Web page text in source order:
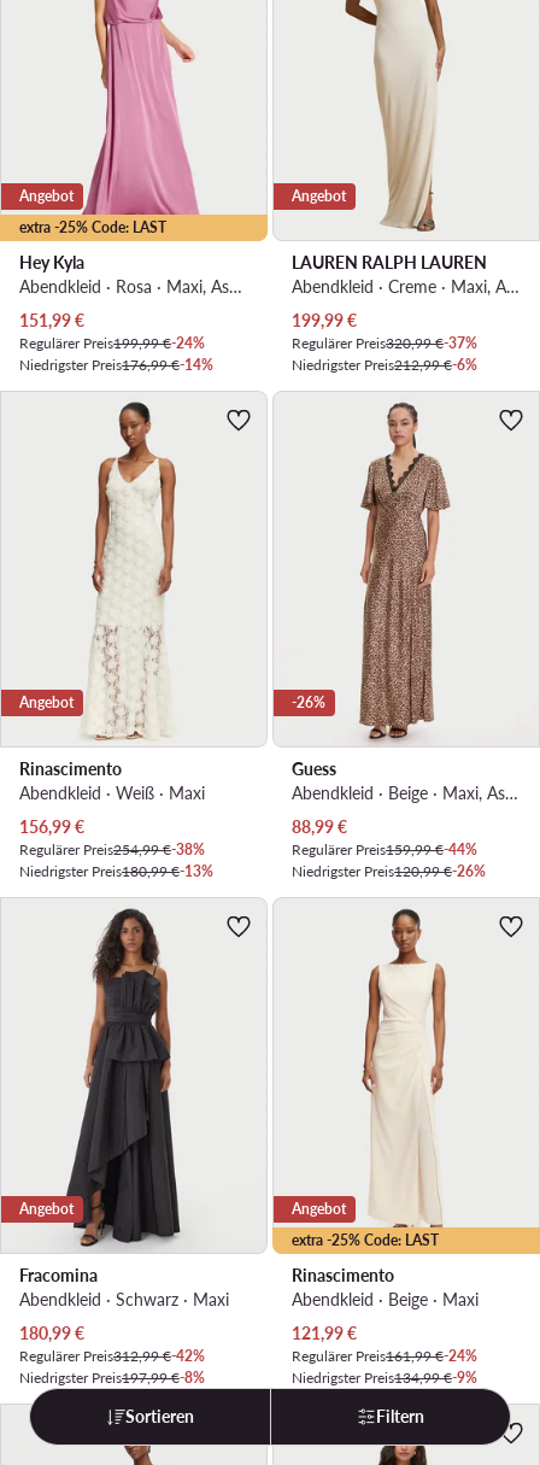
extra -25% Code: LAST
Angebot
Hey Kyla
Abendkleid · Rosa · Maxi, Asymmetrisch
Aktueller Preis
151,99€
Regulärer Preis199,99 €-24%
Niedrigster Preis176,99 €-14%
Angebot
LAUREN RALPH LAUREN
Abendkleid · Creme · Maxi, Asymmetrisch
Aktueller Preis
199,99€
Regulärer Preis320,99 €-37%
Niedrigster Preis212,99 €-6%
Angebot
Rinascimento
Abendkleid · Weiß · Maxi
Aktueller Preis
156,99€
Regulärer Preis254,99 €-38%
Niedrigster Preis180,99 €-13%
-26%
Guess
Abendkleid · Beige · Maxi, Asymmetrisch
Aktueller Preis
88,99€
Regulärer Preis159,99 €-44%
Niedrigster Preis120,99 €-26%
Angebot
Fracomina
Abendkleid · Schwarz · Maxi
Aktueller Preis
180,99€
Regulärer Preis312,99 €-42%
Niedrigster Preis197,99 €-8%
extra -25% Code: LAST
Angebot
Rinascimento
Abendkleid · Beige · Maxi
Aktueller Preis
121,99€
Regulärer Preis161,99 €-24%
Niedrigster Preis134,99 €-9%
Sortieren Filtern